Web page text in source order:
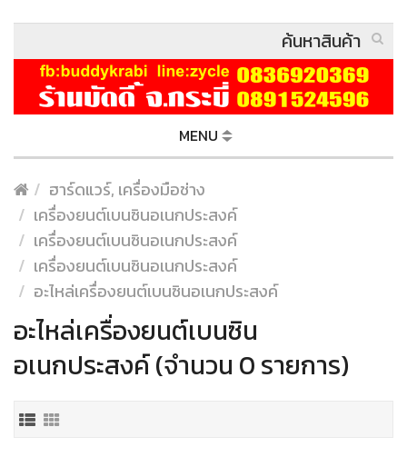
MENU
ฮาร์ดแวร์, เครื่องมือช่าง
เครื่องยนต์เบนซินอเนกประสงค์
เครื่องยนต์เบนซินอเนกประสงค์
เครื่องยนต์เบนซินอเนกประสงค์
อะไหล่เครื่องยนต์เบนซินอเนกประสงค์
อะไหล่เครื่องยนต์เบนซิน
อเนกประสงค์ (จำนวน 0 รายการ)